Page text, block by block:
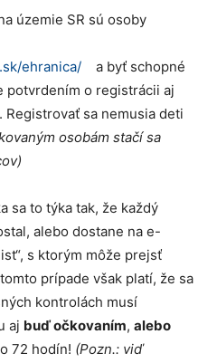
územie SR sú osoby
ehranica/ a byť schopné
potvrdením o registrácii aj
Registrovať sa nemusia deti
ým osobám stačísa
sa to týka tak, že každý
alebo dostane na e-
s ktorým môže prejsť
prípade však platí, že sa
kontrolách musí
aj buďočkovaním, alebo
72 hodín! (Pozn.: viď